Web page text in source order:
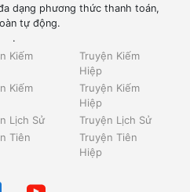
dạng phương thức thanh toán,
tự động.
.
Kiếm
Kiếm
Lịch Sử
Tiên
Truyện Kiếm
Hiệp
Truyện Kiếm
Hiệp
Truyện Lịch Sử
Truyện Tiên
Hiệp